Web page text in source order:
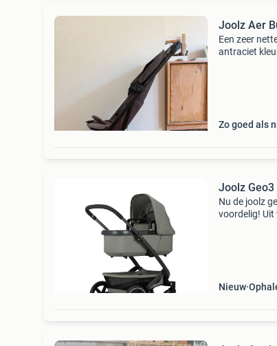
Joolz Aer
Een zeer
antraciet
Zo goed als
Joolz
Nu de joolz
voordelig!
Nieuw